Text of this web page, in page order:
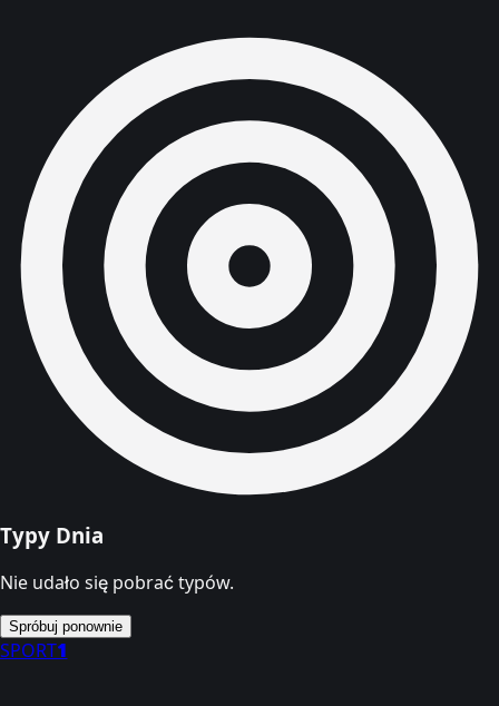
Typy Dnia
Nie udało się pobrać typów.
Spróbuj ponownie
SPORT1